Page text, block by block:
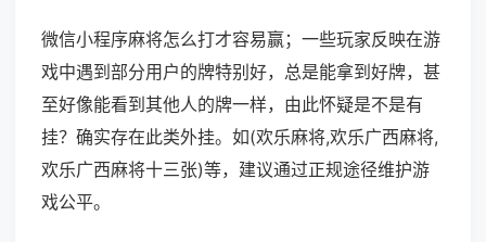
微信小程序麻将怎么打才容易赢；一些玩家反映在游
戏中遇到部分用户的牌特别好，总是能拿到好牌，甚
至好像能看到其他人的牌一样，由此怀疑是不是有
挂？确实存在此类外挂。如(欢乐麻将,欢乐广西麻将,
欢乐广西麻将十三张)等，建议通过正规途径维护游
戏公平。